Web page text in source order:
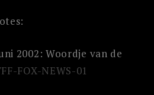
2002: Woordje van de
FOX-NEWS-01